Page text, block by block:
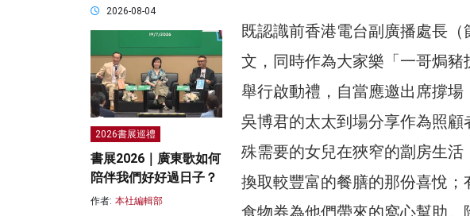
既認識前香港電台副廣播處長
文，同時作為大家樂「一哥焗
舉行啟動禮，自當應邀出席撐
吳博君的太太到場分享作為照
殊需要的女兒在狹窄的劏房生
換取較豐富的餐膳的那份喜悅；
食物券為他們帶來的窩心幫助
2026-08-04
2026書展巡禮
書展2026｜廣東歌如何
陪伴我們好好過日子？
作者: 本社編輯部